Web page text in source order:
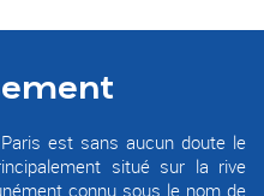
est sans aucun doute le
situé sur la rive
connu sous le nom de